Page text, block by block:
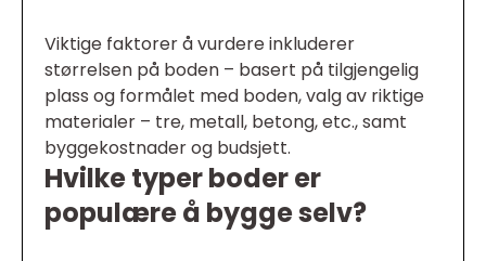
Viktige faktorer å vurdere inkluderer
størrelsen på boden – basert på tilgjengelig
plass og formålet med boden, valg av riktige
materialer – tre, metall, betong, etc., samt
byggekostnader og budsjett.
Hvilke typer boder er
populære å bygge selv?